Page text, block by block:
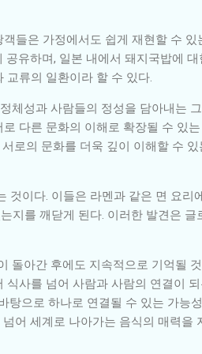
들은 가정에서도 쉽게 재현할 수 있
유하며, 일본 내에서 돼지국밥에
류의 일환이라 할 수 있다.
다른 문화의 이해로 확장될 수 있
로의 문화를 더욱 깊이 이해할 수
것이다. 이들은 라멘과 같은 면 요리
지를 깨닫게 된다. 이러한 발견은 글
돌아간 후에도 지속적으로 기억될
사를 넘어 사람과 사람의 연결이
탕으로 하나로 연결될 수 있는 가능
어 세계로 나아가는 음식의 매력을